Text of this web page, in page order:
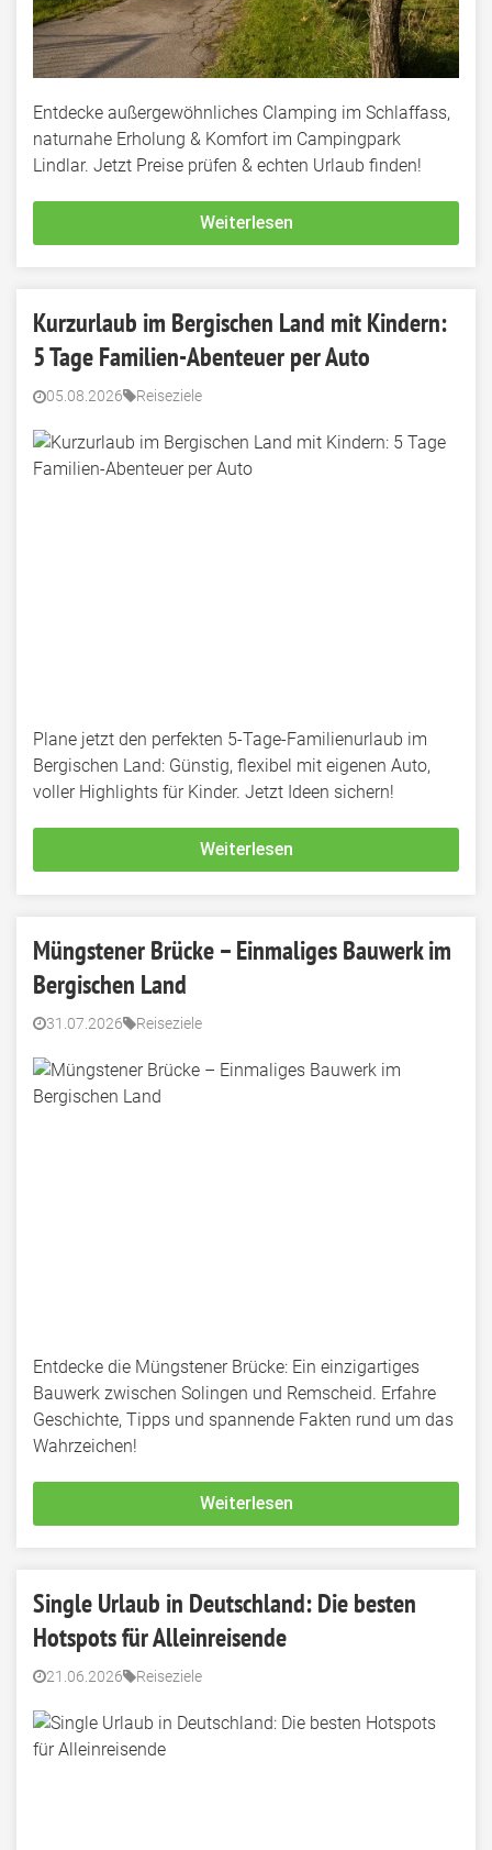
Entdecke außergewöhnliches Clamping im Schlaffass,
naturnahe Erholung & Komfort im Campingpark
Lindlar. Jetzt Preise prüfen & echten Urlaub finden!
Weiterlesen
Kurzurlaub im Bergischen Land mit Kindern:
5 Tage Familien-Abenteuer per Auto
05.08.2026 Reiseziele
Plane jetzt den perfekten 5-Tage-Familienurlaub im
Bergischen Land: Günstig, flexibel mit eigenen Auto,
voller Highlights für Kinder. Jetzt Ideen sichern!
Weiterlesen
Müngstener Brücke – Einmaliges Bauwerk im
Bergischen Land
31.07.2026 Reiseziele
Entdecke die Müngstener Brücke: Ein einzigartiges
Bauwerk zwischen Solingen und Remscheid. Erfahre
Geschichte, Tipps und spannende Fakten rund um das
Wahrzeichen!
Weiterlesen
Single Urlaub in Deutschland: Die besten
Hotspots für Alleinreisende
21.06.2026 Reiseziele